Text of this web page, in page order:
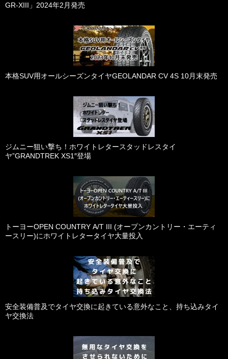
GR-XIII」2024年2月発売
本格SUV用オールシーズンタイヤGEOLANDAR CV 4S 10月末発売
ジムニー狙い撃ち！ホワイトレタースタッドレスタイ
ヤ”GRANDTREK XS1″登場
トーヨーOPEN COUNTRY A/T III (オープンカントリー・エーティ
ースリー)にホワイトレタータイヤ大量投入
安全装備普及でタイヤ交換に起きている意外なこと、持ち込みタイ
ヤ交換法